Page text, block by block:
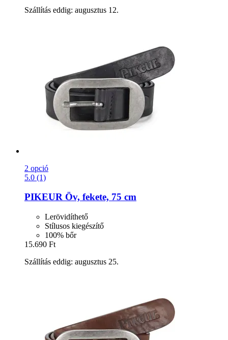
Szállítás eddig: augusztus 12.
2 opció
5.0 (1)
PIKEUR Öv, fekete, 75 cm
Lerövidíthető
Stílusos kiegészítő
100% bőr
15.690 Ft
Szállítás eddig: augusztus 25.